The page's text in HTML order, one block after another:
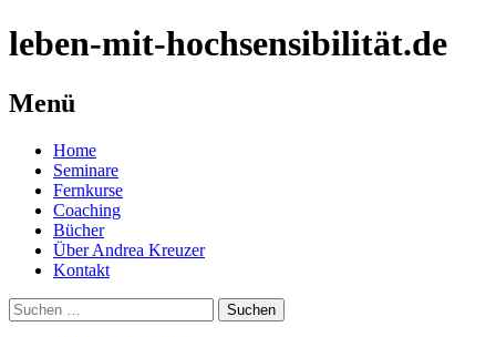
leben-mit-hochsensibilität.de
Menü
Springe
zum
Inhalt
Home
Seminare
Fernkurse
Coaching
Bücher
Über Andrea Kreuzer
Kontakt
Suchen
nach: